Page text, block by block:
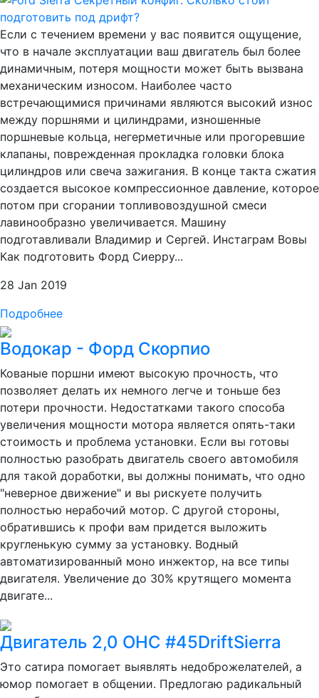
Если с течением времени у вас появится ощущение,
что в начале эксплуатации ваш двигатель был более
динамичным, потеря мощности может быть вызвана
механическим износом. Наиболее часто
встречающимися причинами являются высокий износ
между поршнями и цилиндрами, изношенные
поршневые кольца, негерметичные или прогоревшие
клапаны, поврежденная прокладка головки блока
цилиндров или свеча зажигания. В конце такта сжатия
создается высокое компрессионное давление, которое
потом при сгорании топливовоздушной смеси
лавинообразно увеличивается. Машину
подготавливали Владимир и Сергей. Инстаграм Вовы
Как подготовить Форд Сиерру...
28 Jan 2019
Подробнее
Водокар - Форд Скорпио
Кованые поршни имеют высокую прочность, что
позволяет делать их немного легче и тоньше без
потери прочности. Недостатками такого способа
увеличения мощности мотора является опять-таки
стоимость и проблема установки. Если вы готовы
полностью разобрать двигатель своего автомобиля
для такой доработки, вы должны понимать, что одно
"неверное движение" и вы рискуете получить
полностью нерабочий мотор. С другой стороны,
обратившись к профи вам придется выложить
кругленькую сумму за установку. Водный
автоматизированный моно инжектор, на все типы
двигателя. Увеличение до 30% крутящего момента
двигате...
Двигатель 2,0 OHC #45DriftSierra
Это сатира помогает выявлять недоброжелателей, а
юмор помогает в общении. Предлогаю радикальный